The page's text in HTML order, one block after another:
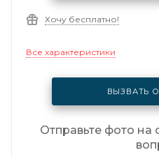
Хочу бесплатно!
Все характеристики
ВЫЗВАТЬ
Отправьте фото на